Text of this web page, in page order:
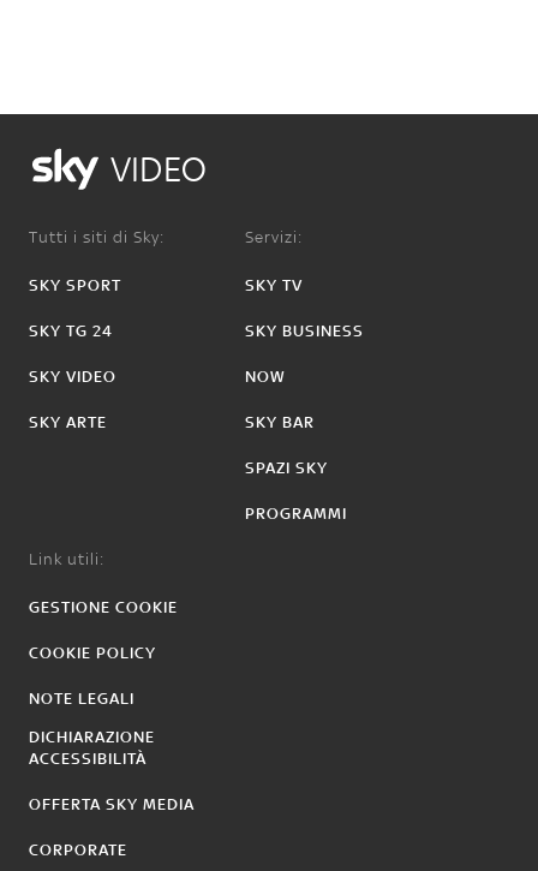
VIDEO
Tutti i siti di Sky:
SKY SPORT
SKY TG 24
SKY VIDEO
SKY ARTE
Servizi:
SKY TV
SKY BUSINESS
NOW
SKY BAR
SPAZI SKY
PROGRAMMI
Link utili:
GESTIONE COOKIE
COOKIE POLICY
NOTE LEGALI
DICHIARAZIONE
ACCESSIBILITÀ
OFFERTA SKY MEDIA
CORPORATE